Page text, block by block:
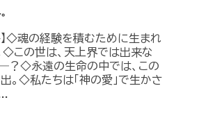
】◇魂の経験を積むために生まれ
◇この世は、天上界では出来な
？◇永遠の生命の中では、この
。◇私たちは「神の愛」で生かさ